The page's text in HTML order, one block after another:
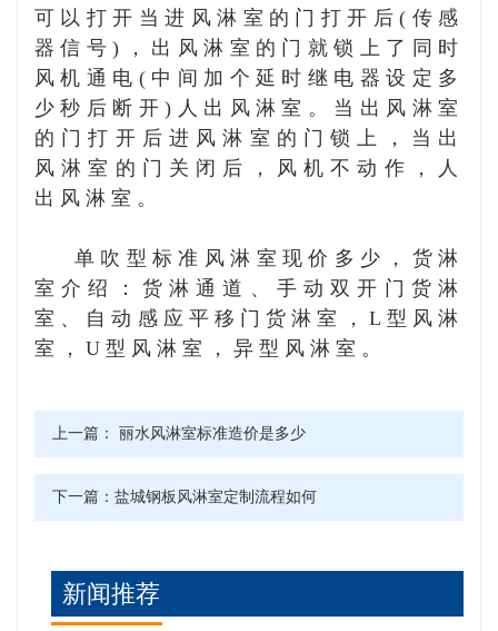
可以打开当进风淋室的门打开后(传感
器信号)，出风淋室的门就锁上了同时
风机通电(中间加个延时继电器设定多
少秒后断开)人出风淋室。当出风淋室
的门打开后进风淋室的门锁上，当出
风淋室的门关闭后，风机不动作，人
出风淋室。
单吹型标准风淋室现价多少 ， 货淋
室介绍：货淋通道、手动双开门货淋
室、自动感应平移门货淋室，L型风淋
室，U型风淋室，异型风淋室。
上一篇： 丽水风淋室标准造价是多少
下一篇： 盐城钢板风淋室定制流程如何
新闻推荐